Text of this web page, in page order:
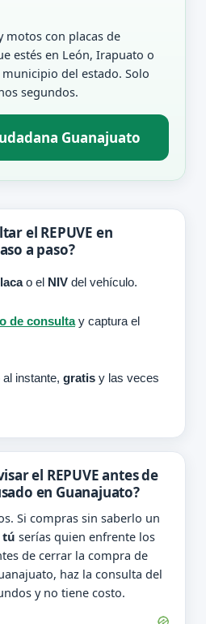
motos con placas de
estés en León, Irapuato o
del estado. Solo
segundos.
Guanajuato
el REPUVE en
a paso?
o el NIV del vehículo.
de consultay captura el
instante, gratis y las veces
el REPUVE antes de
en Guanajuato?
Si compras sin saberlo un
tú serías quien enfrente los
de cerrar la compra de
haz la consulta del
y no tiene costo.